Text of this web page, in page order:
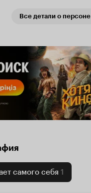
Все детали о персоне
самого себя 1